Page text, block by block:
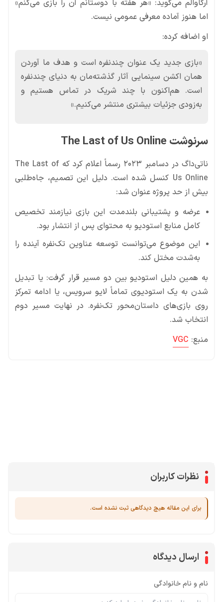
آرگاوالم می‌گوید: «هر هفته با دوستانم آن را بازی می‌کنم»
اما هنوز آماده معرفی عمومی نیست.
او اضافه کرده:
«بازی جدید یک عنوان چندنفره است و هدف ما آوردن
همان اکشن سینمایی آثار گذشته‌مان به دنیای چندنفره
است. هم‌اکنون با چند شریک در تماس هستیم و
به‌زودی جزئیات بیشتری منتشر می‌کنیم.»
سرنوشت The Last of Us Online
ناتی‌داگ در دسامبر ۲۰۲۳ رسماً اعلام کرد که The Last of
Us Online کنسل شده است. دلیل این تصمیم، جاه‌طلبی
بیش از حد پروژه عنوان شد:
عرضه و پشتیبانی بلندمدت این بازی نیازمند تخصیص
کامل منابع استودیو به محتوای پس از انتشار بود.
این موضوع می‌توانست توسعه عناوین تک‌نفره آینده را
به‌شدت مختل کند.
به همین دلیل استودیو بین دو مسیر قرار گرفت: یا تبدیل
شدن به یک استودیوی تماماً لایو سرویس، یا ادامه تمرکز
روی بازی‌های داستان‌محور تک‌نفره. در نهایت مسیر دوم
انتخاب شد.
منبع: VGC
نظرات کاربران
برای این مقاله هیچ دیدگاهی ثبت نشده است.
ارسال دیدگاه
نام و نام خانوادگی